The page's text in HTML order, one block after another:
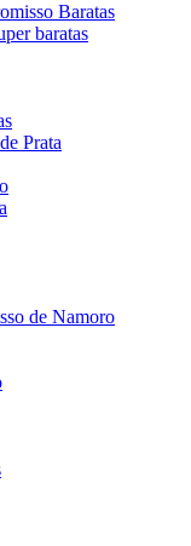
Baratas
baratas
Prata
de Namoro